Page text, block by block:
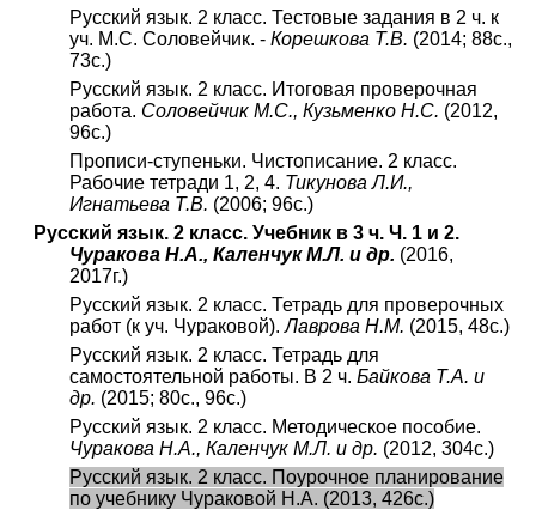
Русский язык. 2 класс. Тестовые задания в 2 ч. к
уч. М.С. Соловейчик. - Корешкова Т.В. (2014; 88с.,
73с.)
Русский язык. 2 класс. Итоговая проверочная
работа. Соловейчик М.С., Кузьменко Н.С. (2012,
96с.)
Прописи-ступеньки. Чистописание. 2 класс.
Рабочие тетради 1, 2, 4. Тикунова Л.И.,
Игнатьева Т.В. (2006; 96с.)
Русский язык. 2 класс. Учебник в 3 ч. Ч. 1 и 2.
Чуракова Н.А., Каленчук М.Л. и др. (2016,
2017г.)
Русский язык. 2 класс. Тетрадь для проверочных
работ (к уч. Чураковой).Лаврова Н.М. (2015, 48с.)
Русский язык. 2 класс. Тетрадь для
самостоятельной работы. В 2 ч. Байкова Т.А. и
др. (2015; 80с., 96с.)
Русский язык. 2 класс. Методическое пособие.
Чуракова Н.А., Каленчук М.Л. и др. (2012, 304с.)
Русский язык. 2 класс. Поурочное планирование
по учебнику Чураковой Н.А. (2013, 426с.)